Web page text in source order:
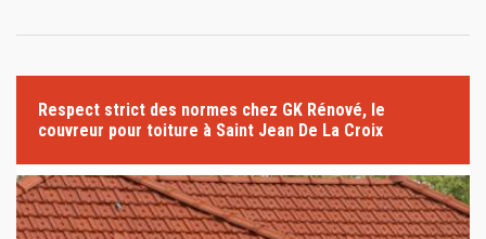
Respect strict des normes chez GK Rénové, le
couvreur pour toiture à Saint Jean De La Croix